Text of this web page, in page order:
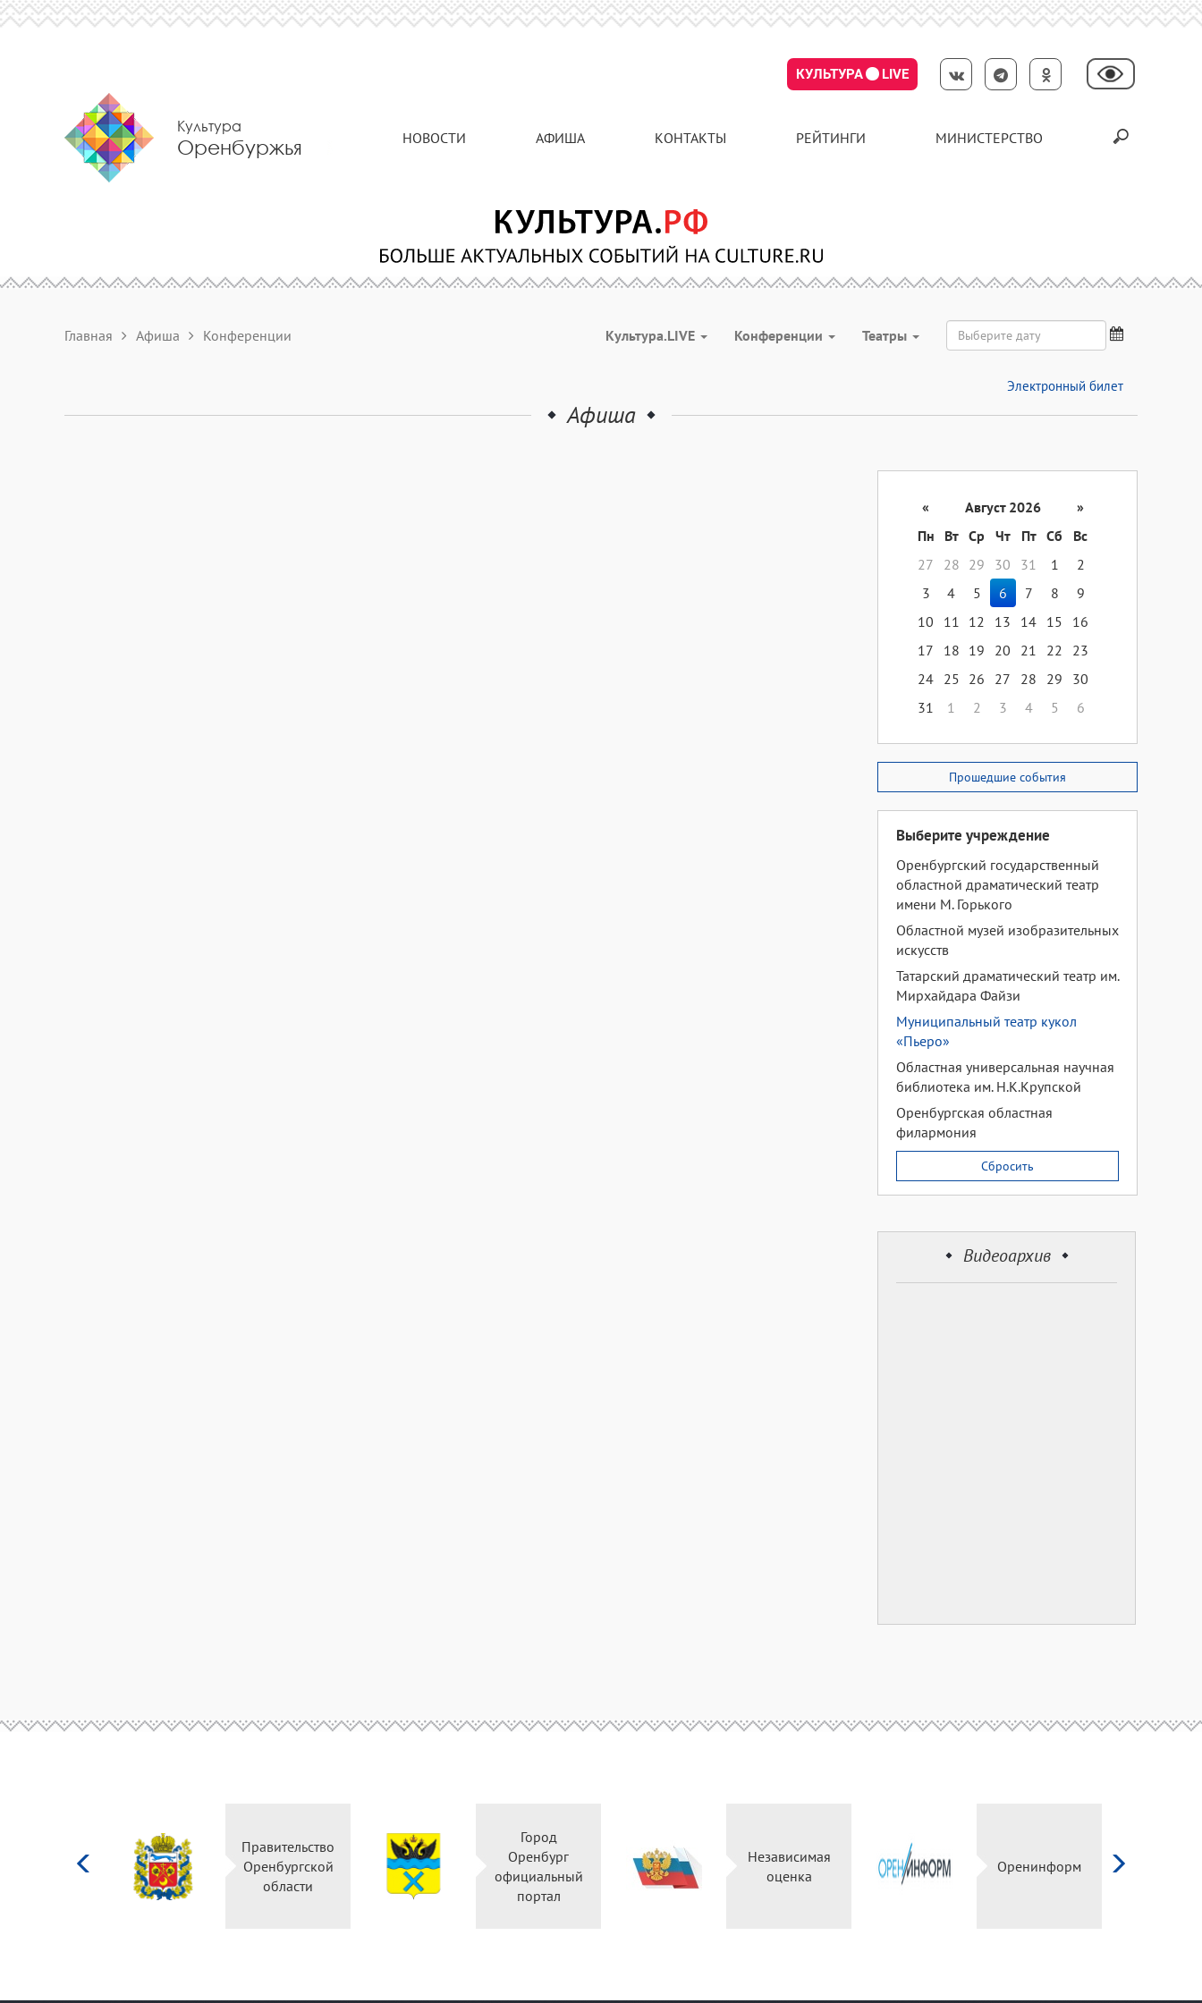
КУЛЬТУРА LIVE
Культура
Оренбуржья НОВОСТИ АФИША КОНТАКТЫ РЕЙТИНГИ МИНИСТЕРСТВО
Главная Афиша Конференции Культура.LIVE Конференции Театры
Электронный билет
Афиша
« Август 2026
»
Пн
Вт Ср Чт Пт Сб
Вс
27
28 29 30 31 1
2
3
4 5 6 7 8
9
10
11 12 13 14 15
16
17
18 19 20 21 22
23
24 25 26 27 28 29
30
31
1 2 3 4 5 6
Прошедшие события
Выберите учреждение
Оренбургский государственный
областной драматический театр
имени М. Горького
Областной музей изобразительных
искусств
Татарский драматический театр им.
Мирхайдара Файзи
Муниципальный театр кукол
«Пьеро»
Областная универсальная научная
библиотека им. Н.К.Крупской
Оренбургская областная
филармония
Сбросить
Видеоархив
Правительство
Оренбургской
области
Город
Оренбург
официальный
портал
Независимая
оценка
Оренинформ